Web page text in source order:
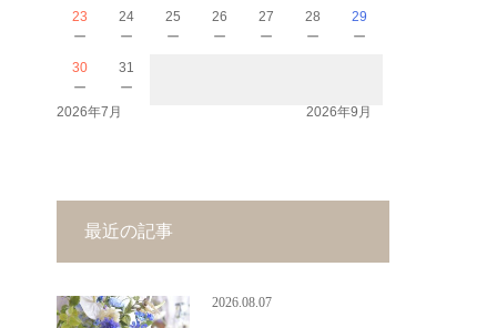
23
－
24
－
25
－
26
－
27
－
28
－
29
－
30
－
31
－
2026年7月 2026年9月
最近の記事
2026.08.07